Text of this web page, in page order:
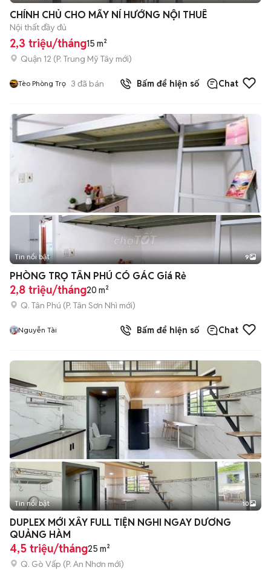
+2
CHÍNH CHỦ CHO MẤY NÍ HƯỚNG NỘI THUÊ
Nội thất đầy đủ
2,3 triệu/tháng15 m²
Quận 12 (P. Trung Mỹ Tây mới)
Tèo Phòng Trọ 3 đã bán Bấm để hiện số Chat
+2
Tin nổi bật 9
PHÒNG TRỌ TÂN PHÚ CÓ GÁC Giá Rẻ
2,8 triệu/tháng20 m²
Q. Tân Phú (P. Tân Sơn Nhì mới)
Nguyễn Tài Bấm để hiện số Chat
+2
Tin nổi bật 10
DUPLEX MỚI XÂY FULL TIỆN NGHI NGAY DƯƠNG
QUẢNG HÀM
4,5 triệu/tháng25 m²
Q. Gò Vấp (P. An Nhơn mới)